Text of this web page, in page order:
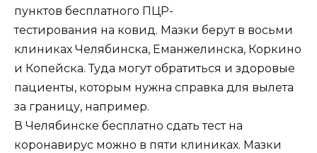
пунктов бесплатного ПЦР-
тестирования на ковид. Мазки берут в восьми
клиниках Челябинска, Еманжелинска, Коркино
и Копейска. Туда могут обратиться и здоровые
пациенты, которым нужна справка для вылета
за границу, например.
В Челябинске бесплатно сдать тест на
коронавирус можно в пяти клиниках. Мазки